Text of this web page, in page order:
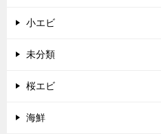
小エビ
未分類
桜エビ
海鮮